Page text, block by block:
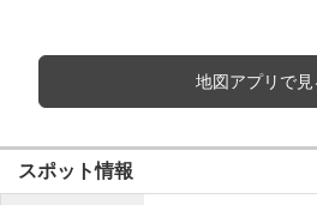
地図アプリで見
スポット情報